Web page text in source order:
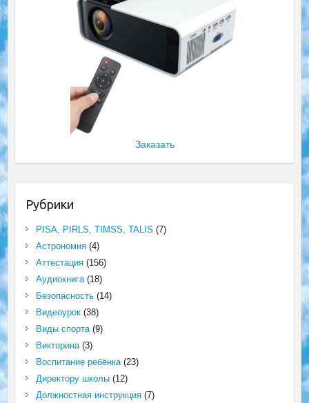
Заказать
Рубрики
PISA, PIRLS, TIMSS, TALIS (7)
Астрономия(4)
Аттестация(156)
Аудиокнига(18)
Безопасность(14)
Видеоурок(38)
Виды спорта(9)
Викторина(3)
Воспитание ребёнка(23)
Директору школы(12)
Должностная инструкция(7)